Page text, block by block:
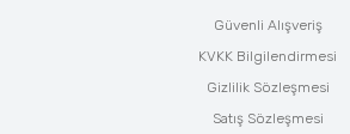
Güvenli Alışveriş
KVKK Bilgilendirmesi
Gizlilik Sözleşmesi
Satış Sözleşmesi